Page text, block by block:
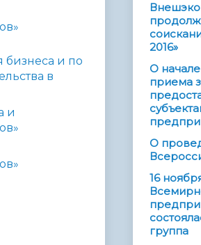
бизнеса и по
в
и
2016»
О
приема
О
16
группа